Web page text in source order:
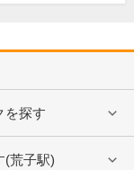
を探す
(荒子駅)